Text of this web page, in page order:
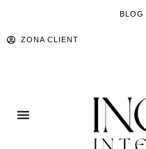
BLOG
ZONA CLIENT